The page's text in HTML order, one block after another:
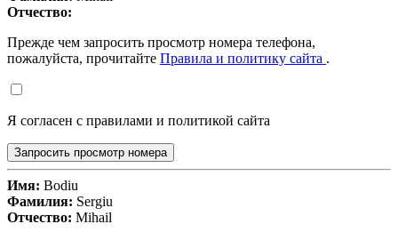
Отчество:
Прежде чем запросить просмотр номера телефона,
пожалуйста, прочитайте Правила и политику сайта .
Я согласен с правилами и политикой сайта
Запросить просмотр номера
Имя: Bodiu
Фамилия: Sergiu
Отчество: Mihail